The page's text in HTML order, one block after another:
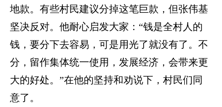
地款。有些村民建议分掉这笔巨款，但张伟基
坚决反对。他耐心启发大家：“钱是全村人的
钱，要分下去容易，可是用光了就没有了。不
分，留作集体统一使用，发展经济，会带来更
大的好处。”在他的坚持和劝说下，村民们同
意了。